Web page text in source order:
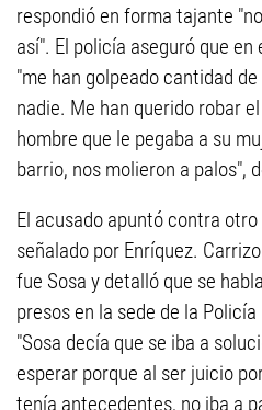
respondió en forma tajante
así". El policía aseguró que
"me han golpeado cantidad
nadie. Me han querido robar
hombre que le pegaba a su
barrio, nos molieron a palos",
El acusado apuntó contra
señalado por Enríquez.
fue Sosa y detalló que se
presos en la sede de la
"Sosa decía que se iba a
esperar porque al ser juicio
tenía antecedentes, no iba a